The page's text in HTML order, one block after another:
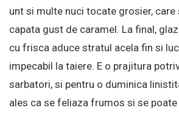
unt si multe nuci tocate grosier, care
capata gust de caramel. La final,
cu frisca aduce stratul acela fin si
impecabil la taiere. E o prajitura
sarbatori, si pentru o duminica
ales ca se feliaza frumos si se